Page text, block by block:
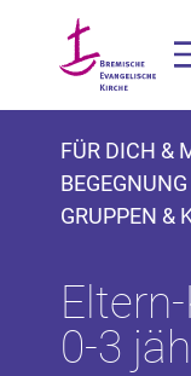
FÜR DICH &
GRUPPEN &
0-3